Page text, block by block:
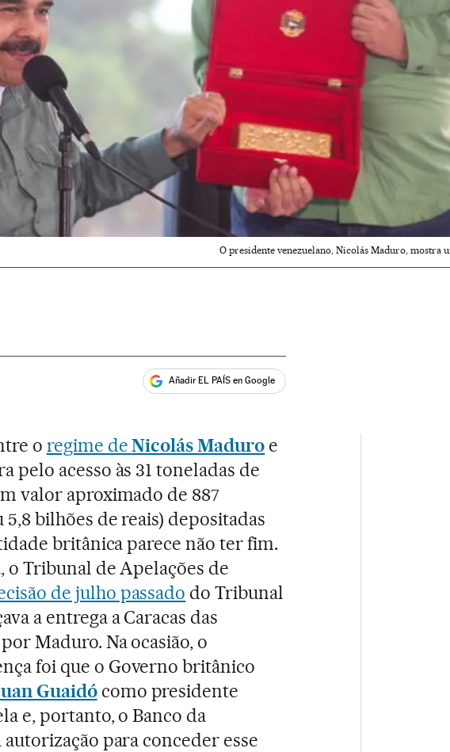
O presidente venezuelano, Nicolás Maduro, mostra
Añadir EL PAÍS en Google
o regime deNicolás Maduro e
pelo acesso às 31 toneladas de
valor aproximado de 887
bilhões de reais) depositadas
britânica parece não ter fim.
o Tribunal de Apelações de
de julho passado do Tribunal
a entrega a Caracas das
Maduro. Na ocasião, o
foi que o Governo britânico
Guaidócomo presidente
e, portanto, o Banco da
para conceder esse